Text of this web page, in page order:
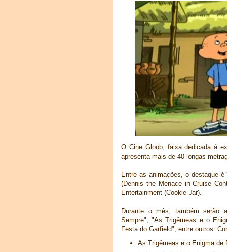
O Cine Gloob, faixa dedicada à
apresenta mais de 40 longas-
Entre as animações, o destaque
(Dennis the Menace in Cruise
Entertainment (Cookie Jar).
Durante o mês, também serão
Sempre", "As Trigêmeas e o
Festa do Garfield", entre outros.
As Trigêmeas e o Enigma de